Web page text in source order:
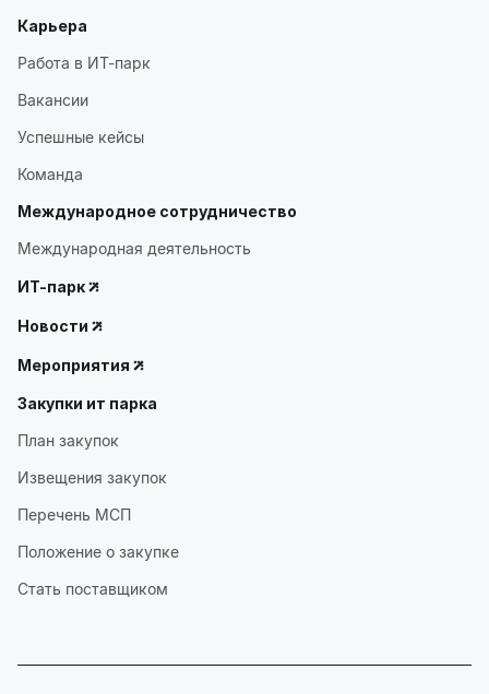
Карьера
Работа в ИТ-парк
Вакансии
Успешные кейсы
Команда
Международное сотрудничество
Международная деятельность
ИТ-парк
Новости
Мероприятия
Закупки ит парка
План закупок
Извещения закупок
Перечень МСП
Положение о закупке
Стать поставщиком